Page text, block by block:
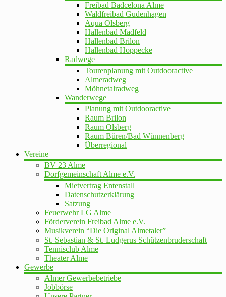
Freibad Badcelona Alme
Waldfreibad Gudenhagen
Aqua Olsberg
Hallenbad Madfeld
Hallenbad Brilon
Hallenbad Hoppecke
Radwege
Tourenplanung mit Outdooractive
Almeradweg
Möhnetalradweg
Wanderwege
Planung mit Outdooractive
Raum Brilon
Raum Olsberg
Raum Büren/Bad Wünnenberg
Überregional
Vereine
BV 23 Alme
Dorfgemeinschaft Alme e.V.
Mietvertrag Entenstall
Datenschutzerklärung
Satzung
Feuerwehr LG Alme
Förderverein Freibad Alme e.V.
Musikverein “Die Original Almetaler”
St. Sebastian & St. Ludgerus Schützenbruderschaft
Tennisclub Alme
Theater Alme
Gewerbe
Almer Gewerbebetriebe
Jobbörse